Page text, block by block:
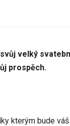
velký
prospěch.
kterým bude